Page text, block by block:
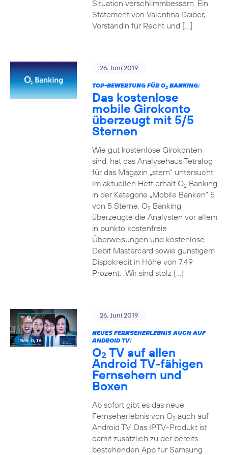
Situation verschlimmbessern. Ein
Statement von Valentina Daiber,
Vorständin für Recht und […]
26. Juni 2019
TOP-BEWERTUNG FÜR O2BANKING:
Das kostenlose
mobile Girokonto
überzeugt mit 5/5
Sternen
Wie gut kostenlose Girokonten
sind, hat das Analysehaus Tetralog
für das Magazin „stern“ untersucht.
Im aktuellen Heft erhält O2Banking
in der Kategorie „Mobile Banken“ 5
von 5 Sterne. O2Banking
überzeugte die Analysten vor allem
in punkto kostenfreie
Überweisungen und kostenlose
Debit Mastercard sowie günstigem
Dispokredit in Höhe von 7,49
Prozent. „Wir sind stolz […]
26. Juni 2019
NEUES FERNSEHERLEBNIS AUCH AUF
ANDROID TV:
O2 TV auf allen
Android TV-fähigen
Fernsehern und
Boxen
Ab sofort gibt es das neue
Fernseherlebnis von O2auch auf
Android TV. Das IPTV-Produkt ist
damit zusätzlich zu der bereits
bestehenden App für Samsung